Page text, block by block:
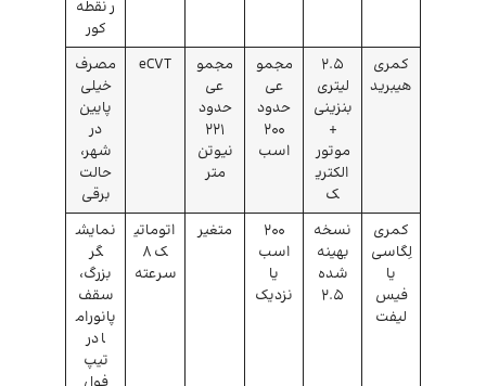
ر نقطه
کور
کمری
هیبرید
2.5
لیتری
بنزینی
+
موتور
الکتری
ک
مجمو
عی
حدود
200
اسب
مجمو
عی
حدود
221
نیوتن
متر
eCVT
مصرف
خیلی
پایین
در
شهر،
حالت
برقی
کمری
لِگاسی
یا
فیس
لیفت
نسخه
بهینه‌
شده
2.5
200
اسب
یا
نزدیک
متغیر
اتوماتی
ک 8
سرعته
نمایش
گر
بزرگ،
سقف
پانورام
ا در
تیپ